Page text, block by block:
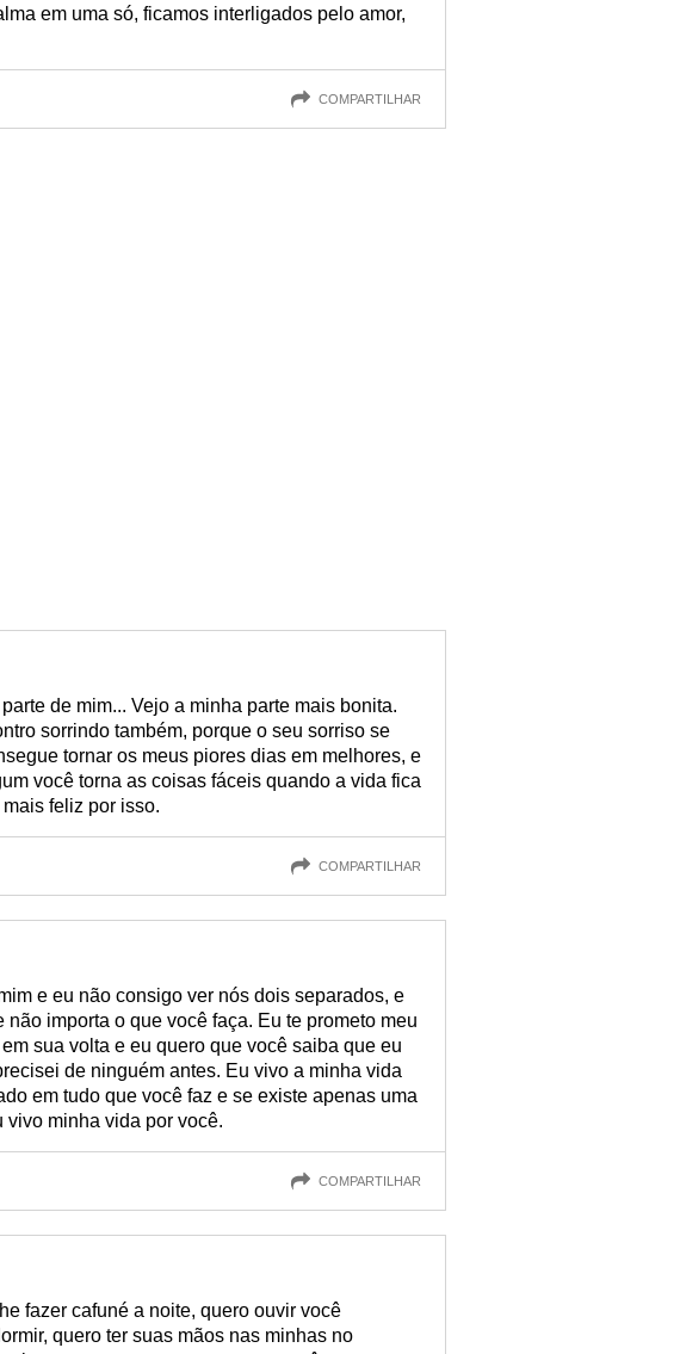
em uma só, ficamos interligados pelo amor,
COMPARTILHAR
de mim... Vejo a minha parte mais bonita.
sorrindo também, porque o seu sorriso se
tornar os meus piores dias em melhores, e
você torna as coisas fáceis quando a vida fica
feliz por isso.
COMPARTILHAR
e eu não consigo ver nós dois separados, e
importa o que você faça. Eu te prometo meu
sua volta e eu quero que você saiba que eu
de ninguém antes. Eu vivo a minha vida
em tudo que você faz e se existe apenas uma
vivo minha vida por você.
COMPARTILHAR
fazer cafuné a noite, quero ouvir você
quero ter suas mãos nas minhas no